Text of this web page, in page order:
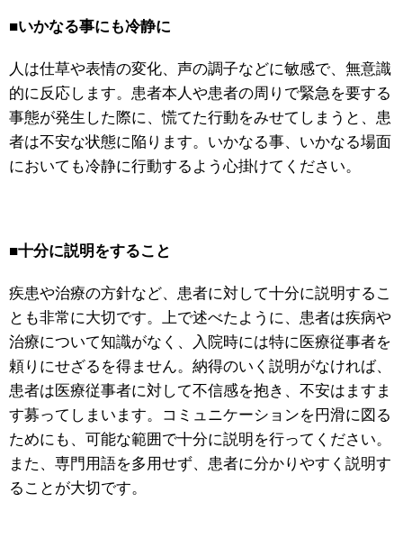
■いかなる事にも冷静に
人は仕草や表情の変化、声の調子などに敏感で、無意識
的に反応します。患者本人や患者の周りで緊急を要する
事態が発生した際に、慌てた行動をみせてしまうと、患
者は不安な状態に陥ります。いかなる事、いかなる場面
においても冷静に行動するよう心掛けてください。
■十分に説明をすること
疾患や治療の方針など、患者に対して十分に説明するこ
とも非常に大切です。上で述べたように、患者は疾病や
治療について知識がなく、入院時には特に医療従事者を
頼りにせざるを得ません。納得のいく説明がなければ、
患者は医療従事者に対して不信感を抱き、不安はますま
す募ってしまいます。コミュニケーションを円滑に図る
ためにも、可能な範囲で十分に説明を行ってください。
また、専門用語を多用せず、患者に分かりやすく説明す
ることが大切です。